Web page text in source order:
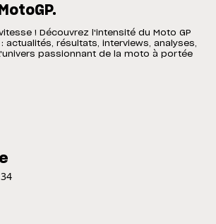
! Découvrez l'intensité du Moto GP
actualités, résultats, interviews, analyses,
passionnant de la moto à portée